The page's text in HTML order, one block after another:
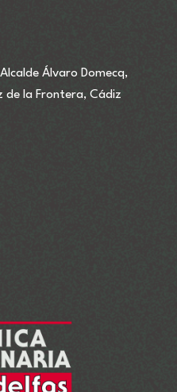
Álvaro Domecq,
de la Frontera, Cádiz